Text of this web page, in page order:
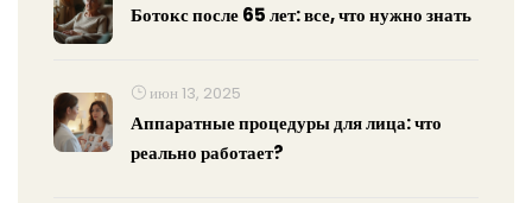
Ботокс после 65 лет: все, что нужно знать
июн 13, 2025
Аппаратные процедуры для лица: что
реально работает?